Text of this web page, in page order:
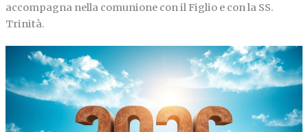
accompagna nella comunione con il Figlio e con la SS.
Trinità.